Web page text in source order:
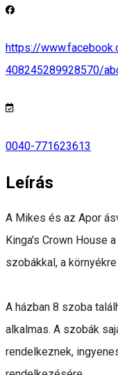
https://
408245289928570/
0040-771623613
Leírás
A Mikes és az Apor
Kinga's Crown House
szobákkal, a
A házban 8 szoba
alkalmas. A szobák
rendelkeznek,